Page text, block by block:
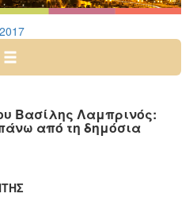
2017
Βασίλης Λαμπρινός:
από τη δημόσια